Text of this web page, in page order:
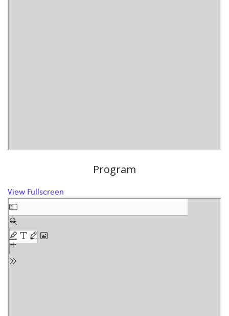
Program
View Fullscreen
Skip to PDF content